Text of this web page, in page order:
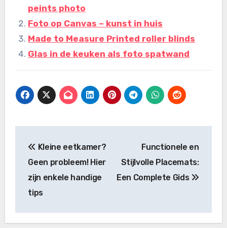
peints photo
Foto op Canvas – kunst in huis
Made to Measure Printed roller blinds
Glas in de keuken als foto spatwand
navigatie
Kleine eetkamer?
Geen probleem! Hier
zijn enkele handige
tips
Functionele en
Stijlvolle Placemats:
Een Complete Gids